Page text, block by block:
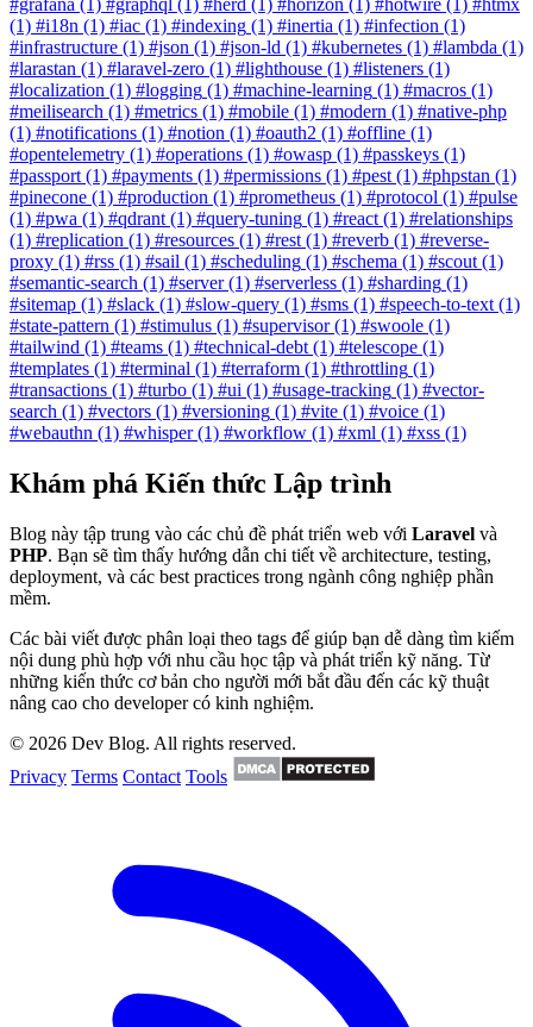
#grafana (1) #graphql (1) #herd (1) #horizon (1) #hotwire (1) #htmx
(1) #i18n (1) #iac (1) #indexing (1) #inertia (1) #infection (1)
#infrastructure (1) #json (1) #json-ld (1) #kubernetes (1) #lambda (1)
#larastan (1) #laravel-zero (1) #lighthouse (1) #listeners (1)
#localization (1) #logging (1) #machine-learning (1) #macros (1)
#meilisearch (1) #metrics (1) #mobile (1) #modern (1) #native-php
(1) #notifications (1) #notion (1) #oauth2 (1) #offline (1)
#opentelemetry (1) #operations (1) #owasp (1) #passkeys (1)
#passport (1) #payments (1) #permissions (1) #pest (1) #phpstan (1)
#pinecone (1) #production (1) #prometheus (1) #protocol (1) #pulse
(1) #pwa (1) #qdrant (1) #query-tuning (1) #react (1) #relationships
(1) #replication (1) #resources (1) #rest (1) #reverb (1) #reverse-
proxy (1) #rss (1) #sail (1) #scheduling (1) #schema (1) #scout (1)
#semantic-search (1) #server (1) #serverless (1) #sharding (1)
#sitemap (1) #slack (1) #slow-query (1) #sms (1) #speech-to-text (1)
#state-pattern (1) #stimulus (1) #supervisor (1) #swoole (1)
#tailwind (1) #teams (1) #technical-debt (1) #telescope (1)
#templates (1) #terminal (1) #terraform (1) #throttling (1)
#transactions (1) #turbo (1) #ui (1) #usage-tracking (1) #vector-
search (1) #vectors (1) #versioning (1) #vite (1) #voice (1)
#webauthn (1) #whisper (1) #workflow (1) #xml (1) #xss (1)
Khám phá Kiến thức Lập trình
Blog này tập trung vào các chủ đề phát triển web với Laravel và
PHP. Bạn sẽ tìm thấy hướng dẫn chi tiết về architecture, testing,
deployment, và các best practices trong ngành công nghiệp phần
mềm.
Các bài viết được phân loại theo tags để giúp bạn dễ dàng tìm kiếm
nội dung phù hợp với nhu cầu học tập và phát triển kỹ năng. Từ
những kiến thức cơ bản cho người mới bắt đầu đến các kỹ thuật
nâng cao cho developer có kinh nghiệm.
© 2026 Dev Blog. All rights reserved.
Privacy Terms Contact Tools